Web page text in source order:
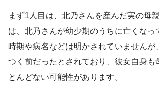
まず1人目は、北乃さんを産んだ実の母
は、北乃さんが幼少期のうちに亡くなっ
時期や病名などは明かされていませんが
つく前だったとされており、彼女自身も
とんどない可能性があります。